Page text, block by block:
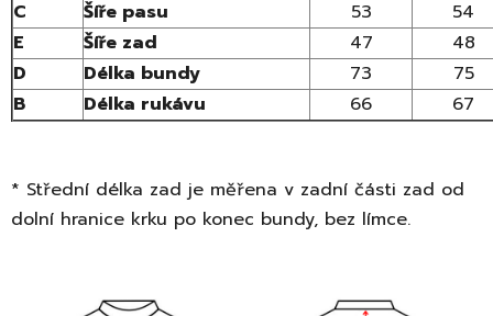
C
Šíře pasu 53
54
E
Šíře zad 47
48
D
Délka bundy 73
75
B
Délka rukávu 66 67
* Střední délka zad je měřena v zadní části zad od
dolní hranice krku po konec bundy, bez límce.